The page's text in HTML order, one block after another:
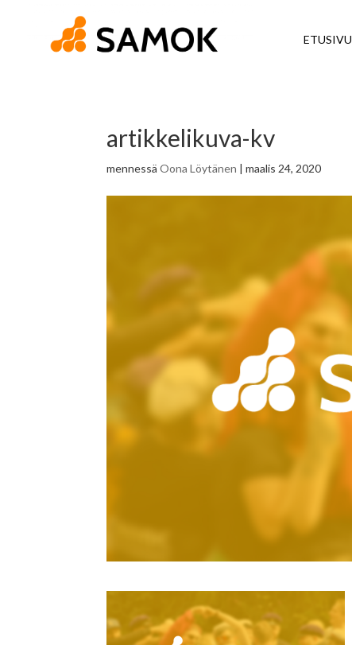
ETUSIVU
artikkelikuva-kv
mennessäOona Löytänen |maalis 24, 2020